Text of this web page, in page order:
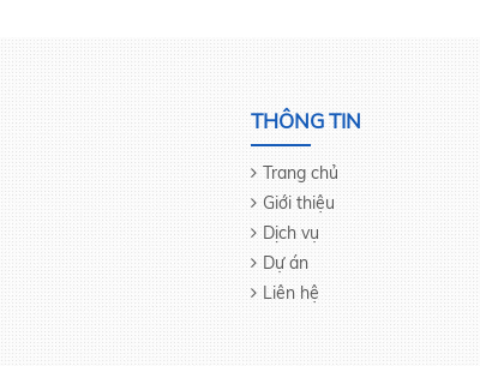
THÔNG TIN
Trang chủ
Giới thiệu
Dịch vụ
Dự án
Liên hệ